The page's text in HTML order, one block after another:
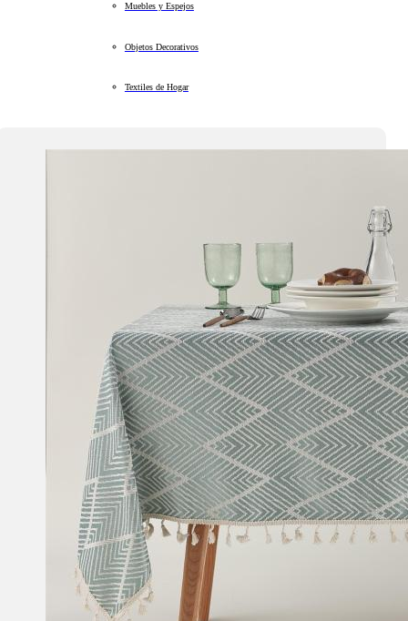
Muebles y Espejos
Objetos Decorativos
Textiles de Hogar